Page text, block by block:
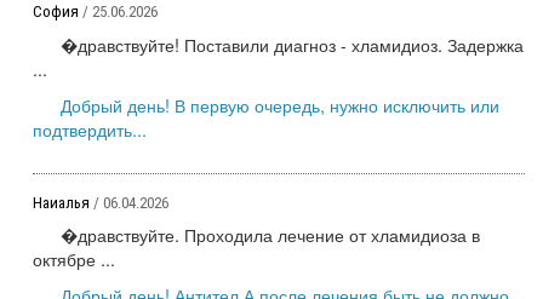
София / 25.06.2026
�дравствуйте! Поставили диагноз - хламидиоз. Задержка
...
Добрый день! В первую очередь, нужно исключить или
подтвердить...
Наиалья / 06.04.2026
�дравствуйте. Проходила лечение от хламидиоза в
октябре ...